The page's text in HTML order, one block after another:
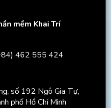
mềm Khai Trí
462 555 424
số 192 Ngô Gia Tự,
phố Hồ Chí Minh